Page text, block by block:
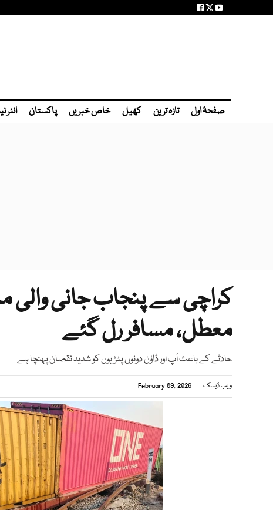
صفحۂ اول تازہ ترین کھیل خاص خبریں پاکستان انٹر
کراچی سے پنجاب جانی والی
معطل، مسافر رل گئے
حادثے کے باعث اَپ اور ڈاؤن دونوں پٹڑیوں کو شدید نقصان پہنچا ہے
ویب ڈیسک February 09, 2026